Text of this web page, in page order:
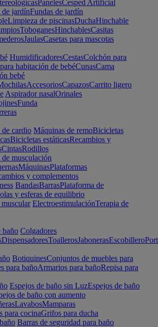
PanelesCesped Artificial
jardínFundas de jardín
Limpieza de piscinasDuchaHinchable
ToboganesHinchablesCasitas
JaulasCasetas para mascotas
HumidificadoresCestasColchón para
habitación de bebéCunasCama
bebé
AccesoriosCapazosCarrito ligero
Aspirador nasalOrinales
Funda
cardio Máquinas de remoBicicletas
Bicicletas estáticasRecambios y
CintasRodillos
musculación
MáquinasPlataformas
y complementos
BandasBarrasPlataforma de
y esferas de equilibrio
ElectroestimulaciónTerapia de
baño Colgadores
DispensadoresToallerosJabonerasEscobillero
BotiquinesConjuntos de muebles para
para bañoArmarios para bañoRepisa para
Espejos de baño sin LuzEspejos de baño
de baño con aumento
LavabosMamparas
para cocinaGrifos para ducha
Barras de seguridad para baño